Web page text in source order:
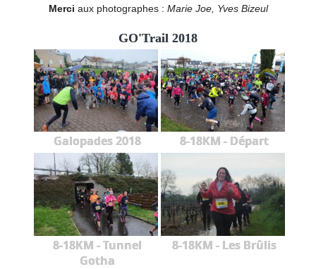
Merci aux photographes : Marie Joe, Yves Bizeul
GO'Trail 2018
Galopades 2018 8-18KM - Départ
8-18KM - Tunnel
Gotha
8-18KM - Les Brûlis